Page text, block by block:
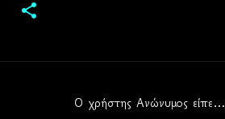
Ο χρήστης Ανώνυμος είπε…